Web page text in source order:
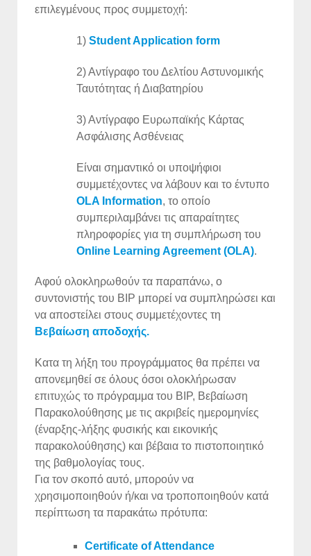
επιλεγμένους προς συμμετοχή:
1) Student Application form
2) Αντίγραφο του Δελτίου Αστυνομικής
Ταυτότητας ή Διαβατηρίου
3) Αντίγραφο Ευρωπαϊκής Κάρτας
Ασφάλισης Ασθένειας
Είναι σημαντικό οι υποψήφιοι
συμμετέχοντες να λάβουν και το έντυπο
OLA Information, το οποίο
συμπεριλαμβάνει τις απαραίτητες
πληροφορίες για τη συμπλήρωση του
Online Learning Agreement (OLA).
Αφού ολοκληρωθούν τα παραπάνω, ο
συντονιστής του ΒΙΡ μπορεί να συμπληρώσει και
να αποστείλει στους συμμετέχοντες τη
Bεβαίωση αποδοχής.
Κατα τη λήξη του προγράμματος θα πρέπει να
απονεμηθεί σε όλους όσοι ολοκλήρωσαν
επιτυχώς το πρόγραμμα του ΒΙΡ, Βεβαίωση
Παρακολούθησης με τις ακριβείς ημερομηνίες
(έναρξης-λήξης φυσικής και εικονικής
παρακολούθησης) και βέβαια το πιστοποιητικό
της βαθμολογίας τους.
Για τον σκοπό αυτό, μπορούν να
χρησιμοποιηθούν ή/και να τροποποιηθούν κατά
περίπτωση τα παρακάτω πρότυπα:
Certificate of Attendance